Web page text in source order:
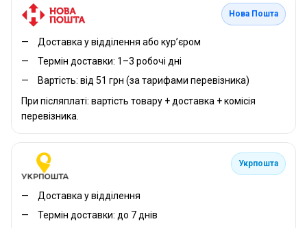
Нова Пошта
Доставка у відділення або кур’єром
Термін доставки: 1–3 робочі дні
Вартість: від 51 грн (за тарифами перевізника)
При післяплаті: вартість товару + доставка + комісія
перевізника.
Укрпошта
Доставка у відділення
Термін доставки: до 7 днів